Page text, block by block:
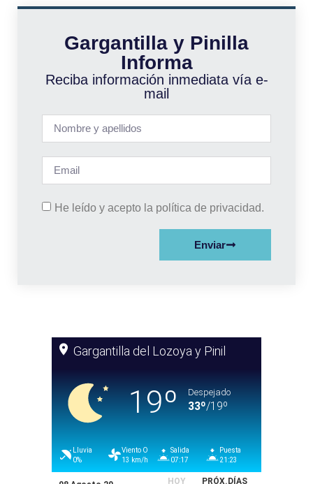
Gargantilla y Pinilla
Informa
Reciba información inmediata vía e-
mail
He leído y acepto la política de privacidad.
Enviar